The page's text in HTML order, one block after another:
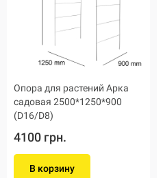
Опора для растений Арка
садовая 2500*1250*900
(D16/D8)
4100 грн.
В корзину